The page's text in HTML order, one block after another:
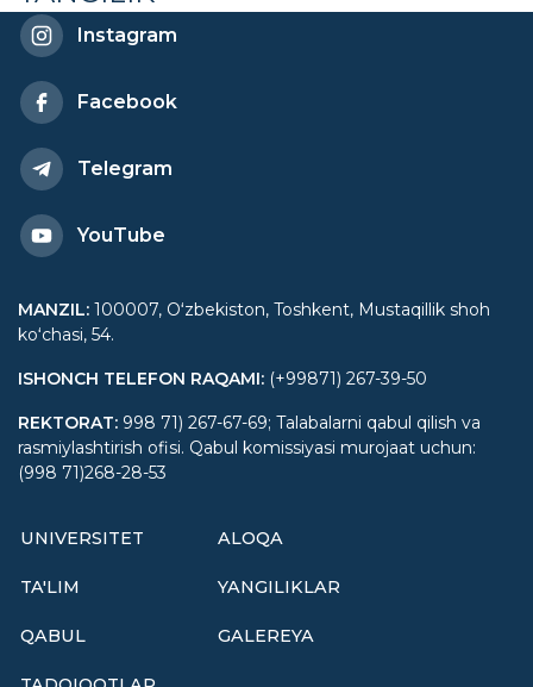
Instagram
Facebook
Telegram
YouTube
MANZIL: 100007, Oʻzbekiston, Toshkent, Mustaqillik shoh
koʻchasi, 54.
ISHONCH TELEFON RAQAMI: (+99871) 267-39-50
REKTORAT: 998 71) 267-67-69; Talabalarni qabul qilish va
rasmiylashtirish ofisi. Qabul komissiyasi murojaat uchun:
(998 71)268-28-53
UNIVERSITET
TA'LIM
QABUL
ALOQA
YANGILIKLAR
GALEREYA